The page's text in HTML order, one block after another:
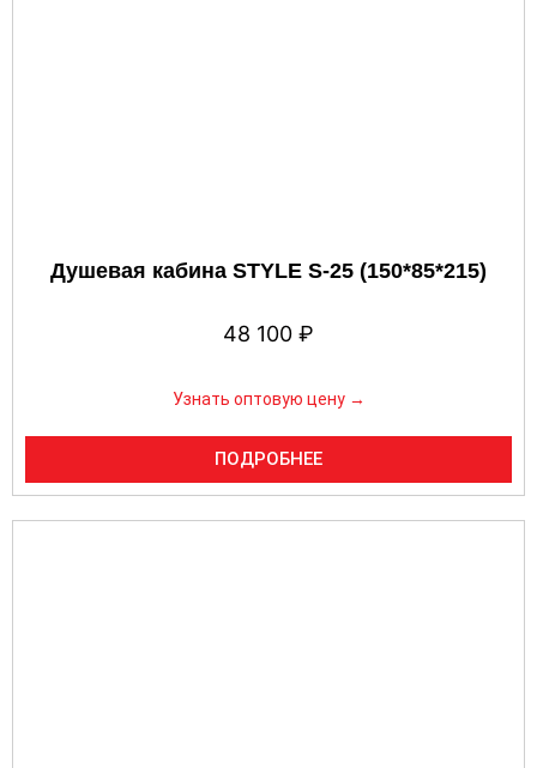
Душевая кабина STYLE S-25 (150*85*215)
48 100 ₽
Узнать оптовую цену →
ПОДРОБНЕЕ